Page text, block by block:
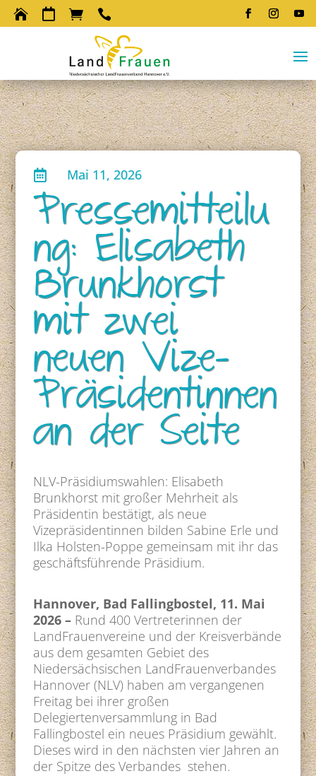
   
 Mai 11, 2026
Pressemitteilu
ng: Elisabeth
Brunkhorst
mit zwei
neuen Vize-
Präsidentinnen
an der Seite
NLV-Präsidiumswahlen: Elisabeth
Brunkhorst mit großer Mehrheit als
Präsidentin bestätigt, als neue
Vizepräsidentinnen bilden Sabine Erle und
Ilka Holsten-Poppe gemeinsam mit ihr das
geschäftsführende Präsidium.
Hannover, Bad Fallingbostel, 11. Mai
2026 – Rund 400 Vertreterinnen der
LandFrauenvereine und der Kreisverbände
aus dem gesamten Gebiet des
Niedersächsischen LandFrauenverbandes
Hannover (NLV) haben am vergangenen
Freitag bei ihrer großen
Delegiertenversammlung in Bad
Fallingbostel ein neues Präsidium gewählt.
Dieses wird in den nächsten vier Jahren an
der Spitze des Verbandes stehen.